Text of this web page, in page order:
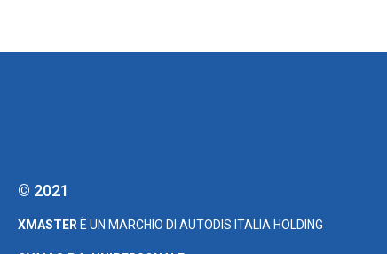
© 2021
XMASTER È UN MARCHIO DI AUTODIS ITALIA HOLDING